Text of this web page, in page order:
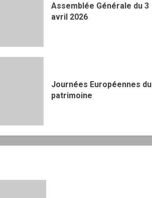
Assemblée Générale du 3
avril 2026
Journées Européennes du
patrimoine